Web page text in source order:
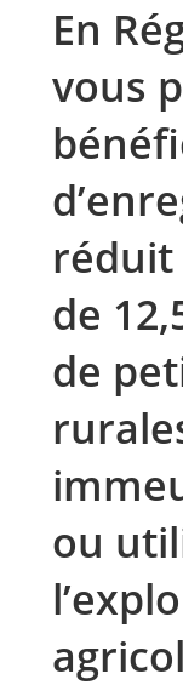
En
vous
réduit
de
de
ou